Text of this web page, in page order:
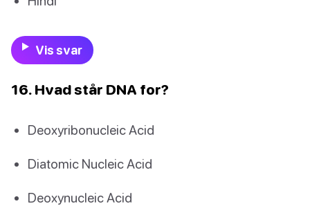
Vis svar
16. Hvad står DNA for?
Deoxyribonucleic Acid
Diatomic Nucleic Acid
Deoxynucleic Acid